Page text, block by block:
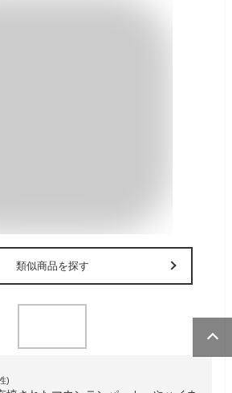
類似商品を探す
)